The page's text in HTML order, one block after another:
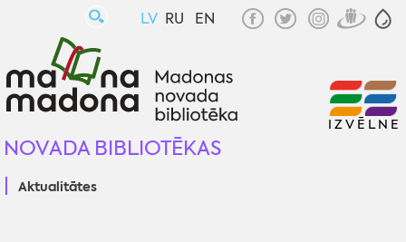
LV RU EN
NOVADA BIBLIOTĒKAS
Aktualitātes
IZVĒLNE